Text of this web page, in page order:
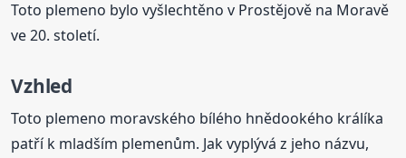
Toto plemeno bylo vyšlechtěno v Prostějově na Moravě
ve 20. století.
Vzhled
Toto plemeno moravského bílého hnědookého králíka
patří k mladším plemenům. Jak vyplývá z jeho názvu,